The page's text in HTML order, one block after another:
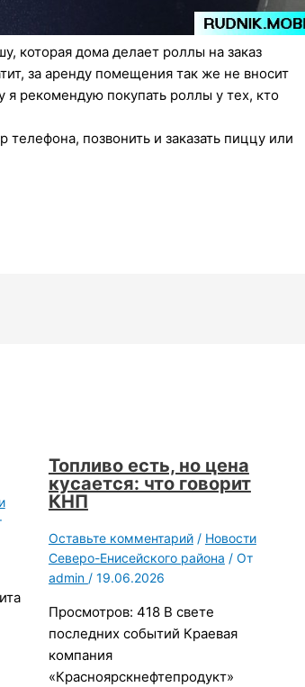
которая дома делает роллы на заказ
за аренду помещения так же не вносит
я рекомендую покупать роллы у тех, кто
позвонить и заказать пиццу или
Топливо есть, но цена
кусается: что говорит
КНП
Оставьте комментарий / Новости
Северо-Енисейского района / От
admin / 19.06.2026
Просмотров: 418 В свете
последних событий Краевая
компания
«Красноярскнефтепродукт»